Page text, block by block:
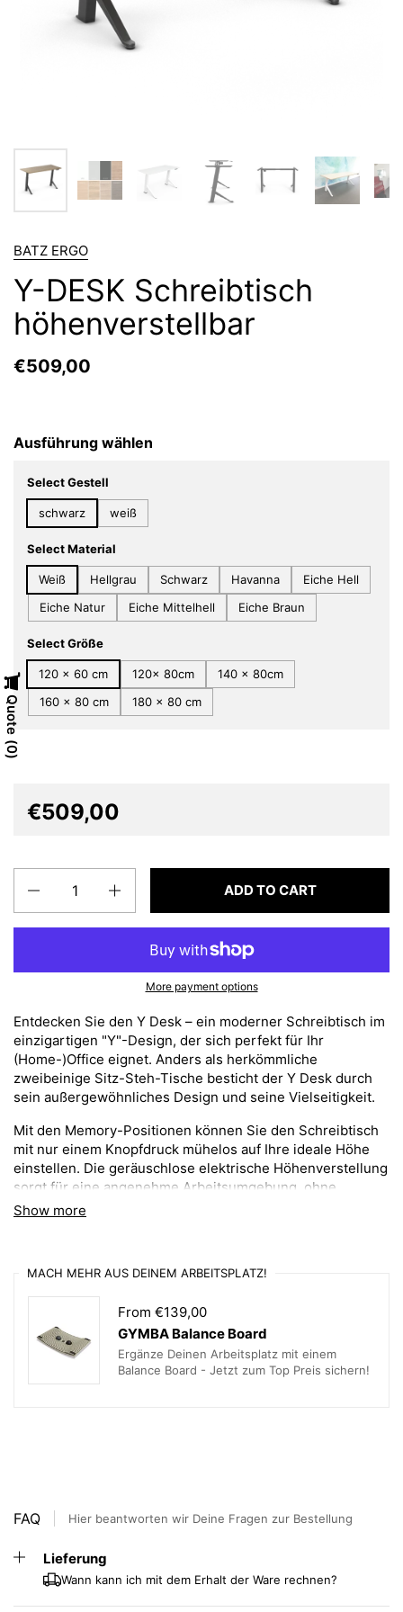
BATZ ERGO
Y-DESK Schreibtisch
höhenverstellbar
€509,00
Ausführung wählen
Select Gestell
schwarz weiß
Select Material
Weiß Hellgrau Schwarz Havanna
Eiche Hell
Eiche Natur
Eiche Mittelhell Eiche Braun
Select Größe
120 x 60 cm 120x 80cm
140 x 80cm
160 x 80 cm
180 x 80 cm
€509,00
ADD TO CART
More payment options
Show more
Entdecken Sie den Y Desk – ein moderner Schreibtisch im
einzigartigen "Y"-Design, der sich perfekt für Ihr
(Home-)Office eignet. Anders als herkömmliche
zweibeinige Sitz-Steh-Tische besticht der Y Desk durch
sein außergewöhnliches Design und seine Vielseitigkeit.
Mit den Memory-Positionen können Sie den Schreibtisch
mit nur einem Knopfdruck mühelos auf Ihre ideale Höhe
einstellen. Die geräuschlose elektrische Höhenverstellung
sorgt für eine angenehme Arbeitsumgebung, ohne
störende Geräusche. Egal ob im Büro, zu Hause oder in
Dieser Sitz-Steh-Schreibtisch ermöglicht es Ihnen, sowohl
im Sitzen als auch im Stehen zu arbeiten, was sich positiv
auf Ihre Körperhaltung und Gesundheit auswirkt.
Entdecken Sie den Y Desk und erleben Sie höchsten
Komfort und Funktionalität bei der Arbeit
Form der Tischplatte: Rechteckig
Schreibtischgestell:
Bedienung: Elektrisch
MACH MEHR AUS DEINEM ARBEITSPLATZ!
From €139,00
GYMBA Balance Board
Ergänze Deinen Arbeitsplatz mit einem
Balance Board - Jetzt zum Top Preis sichern!
FAQ Hier beantworten wir Deine Fragen zur Bestellung
Lieferung
Wann kann ich mit dem Erhalt der Ware rechnen?
Quote
0